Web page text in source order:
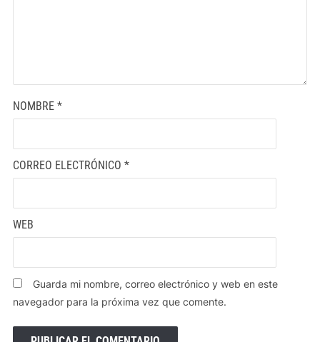
NOMBRE *
CORREO ELECTRÓNICO *
WEB
Guarda mi nombre, correo electrónico y web en este
navegador para la próxima vez que comente.